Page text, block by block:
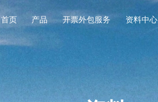
首页 产品 开票外包服务 资料中心